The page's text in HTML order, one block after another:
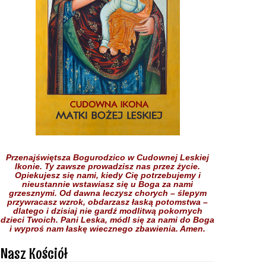
Przenajświętsza Bogurodzico w Cudownej Leskiej
Ikonie. Ty zawsze prowadzisz nas przez życie.
Opiekujesz się nami, kiedy Cię potrzebujemyi
nieustannie wstawiasz się u Boga za nami
grzesznymi. Od dawna leczysz chorych – ślepym
przywracasz wzrok, obdarzasz łaską potomstwa –
dlatego i dzisiaj nie gardź modlitwą pokornych
dzieci Twoich. Pani Leska, módl się za nami do Boga
i wyproś nam łaskę wiecznego zbawienia. Amen.
Nasz Kościół